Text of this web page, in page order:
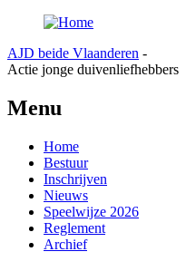
Overslaan en naar de inhoud gaan
AJD beide Vlaanderen -
Actie jonge duivenliefhebbers
Menu
Home
Bestuur
Inschrijven
Nieuws
Speelwijze 2026
Reglement
Archief